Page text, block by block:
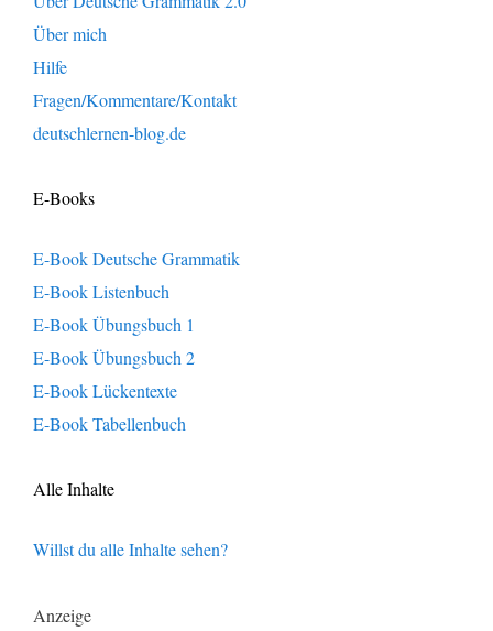
Über mich
Hilfe
Fragen/Kommentare/Kontakt
deutschlernen-blog.de
E-Books
E-Book Deutsche Grammatik
E-Book Listenbuch
E-Book Übungsbuch 1
E-Book Übungsbuch 2
E-Book Lückentexte
E-Book Tabellenbuch
Alle Inhalte
Willst du alle Inhalte sehen?
Anzeige